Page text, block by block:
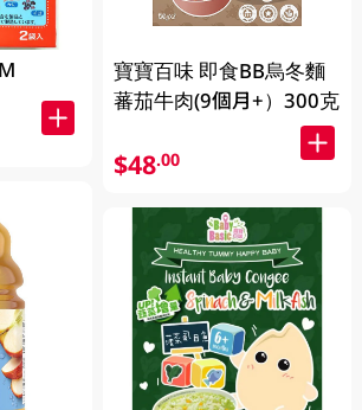
寶寶百味 即食BB烏冬麵
蕃茄牛肉(9個月+）300克
$48.00